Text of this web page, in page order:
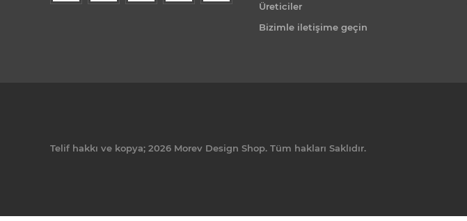
Üreticiler
Bizimle iletişime geçin
Telif hakkı ve kopya; 2026 Morev Design Shop. Tüm hakları Saklıdır.